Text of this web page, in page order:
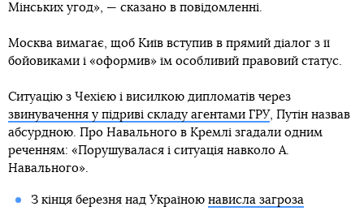
Мінських угод», — сказано в повідомленні.
Москва вимагає, щоб Київ вступив в прямий діалог з її
бойовиками і «оформив» їм особливий правовий статус.
Ситуацію з Чехією і висилкою дипломатів через
звинувачення у підриві складу агентами ГРУ, Путін назвав
абсурдною. Про Навального в Кремлі згадали одним
реченням: «Порушувалася і ситуація навколо А.
Навального».
З кінця березня над Україною нависла загроза